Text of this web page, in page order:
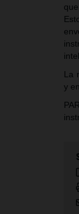
La
y